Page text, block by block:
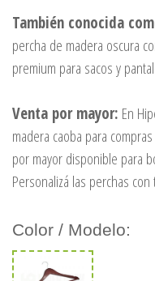
También conocida
percha de madera oscura
premium para sacos y
Venta por mayor: En
madera caoba para
por mayor disponible para
Personalizá las perchas
Color / Modelo: